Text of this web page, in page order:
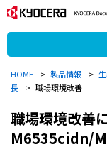
HOME > 製品情報 >
長
> 職場環境改善
職場環境改善
M6535cidn/